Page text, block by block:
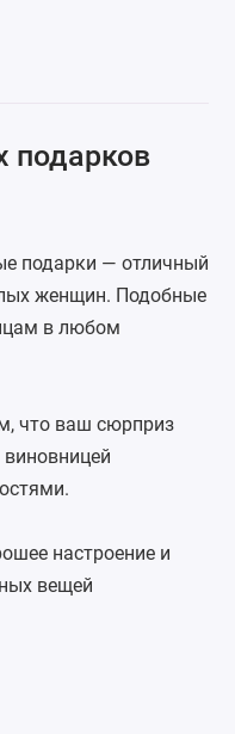
подарков
подарки — отличный
женщин. Подобные
в любом
что ваш сюрприз
настроение и
вещей